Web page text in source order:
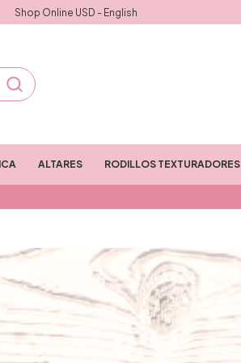
Shop Online USD - English
ALTARES RODILLOS TEXTURADORES